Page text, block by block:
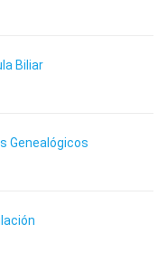
Biliar
Genealógicos